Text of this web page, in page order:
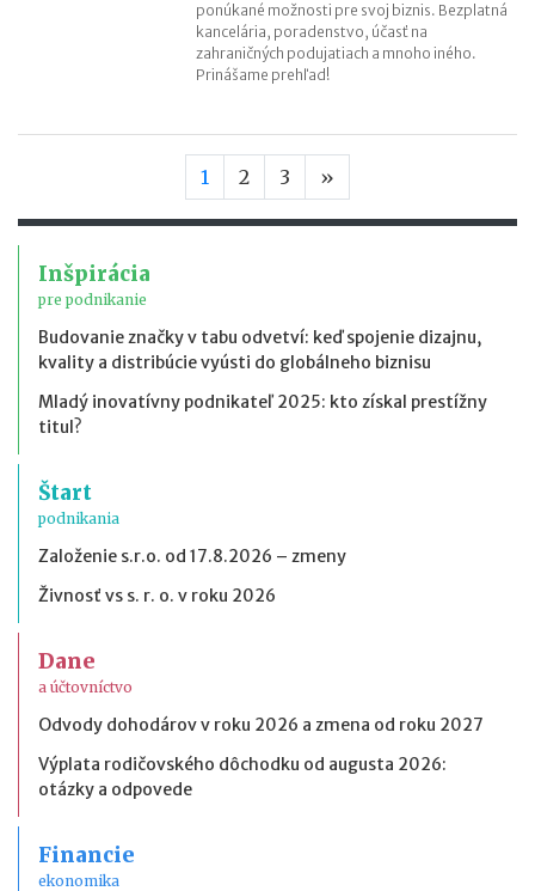
ponúkané možnosti pre svoj biznis. Bezplatná
kancelária, poradenstvo, účasť na
zahraničných podujatiach a mnoho iného.
Prinášame prehľad!
1 2 3 »
Inšpirácia
pre podnikanie
Budovanie značky v tabu odvetví: keď spojenie dizajnu,
kvality a distribúcie vyústi do globálneho biznisu
Mladý inovatívny podnikateľ 2025: kto získal prestížny
titul?
Štart
podnikania
Založenie s.r.o. od 17.8.2026 – zmeny
Živnosť vs s. r. o. v roku 2026
Dane
a účtovníctvo
Odvody dohodárov v roku 2026 a zmena od roku 2027
Výplata rodičovského dôchodku od augusta 2026:
otázky a odpovede
Financie
ekonomika